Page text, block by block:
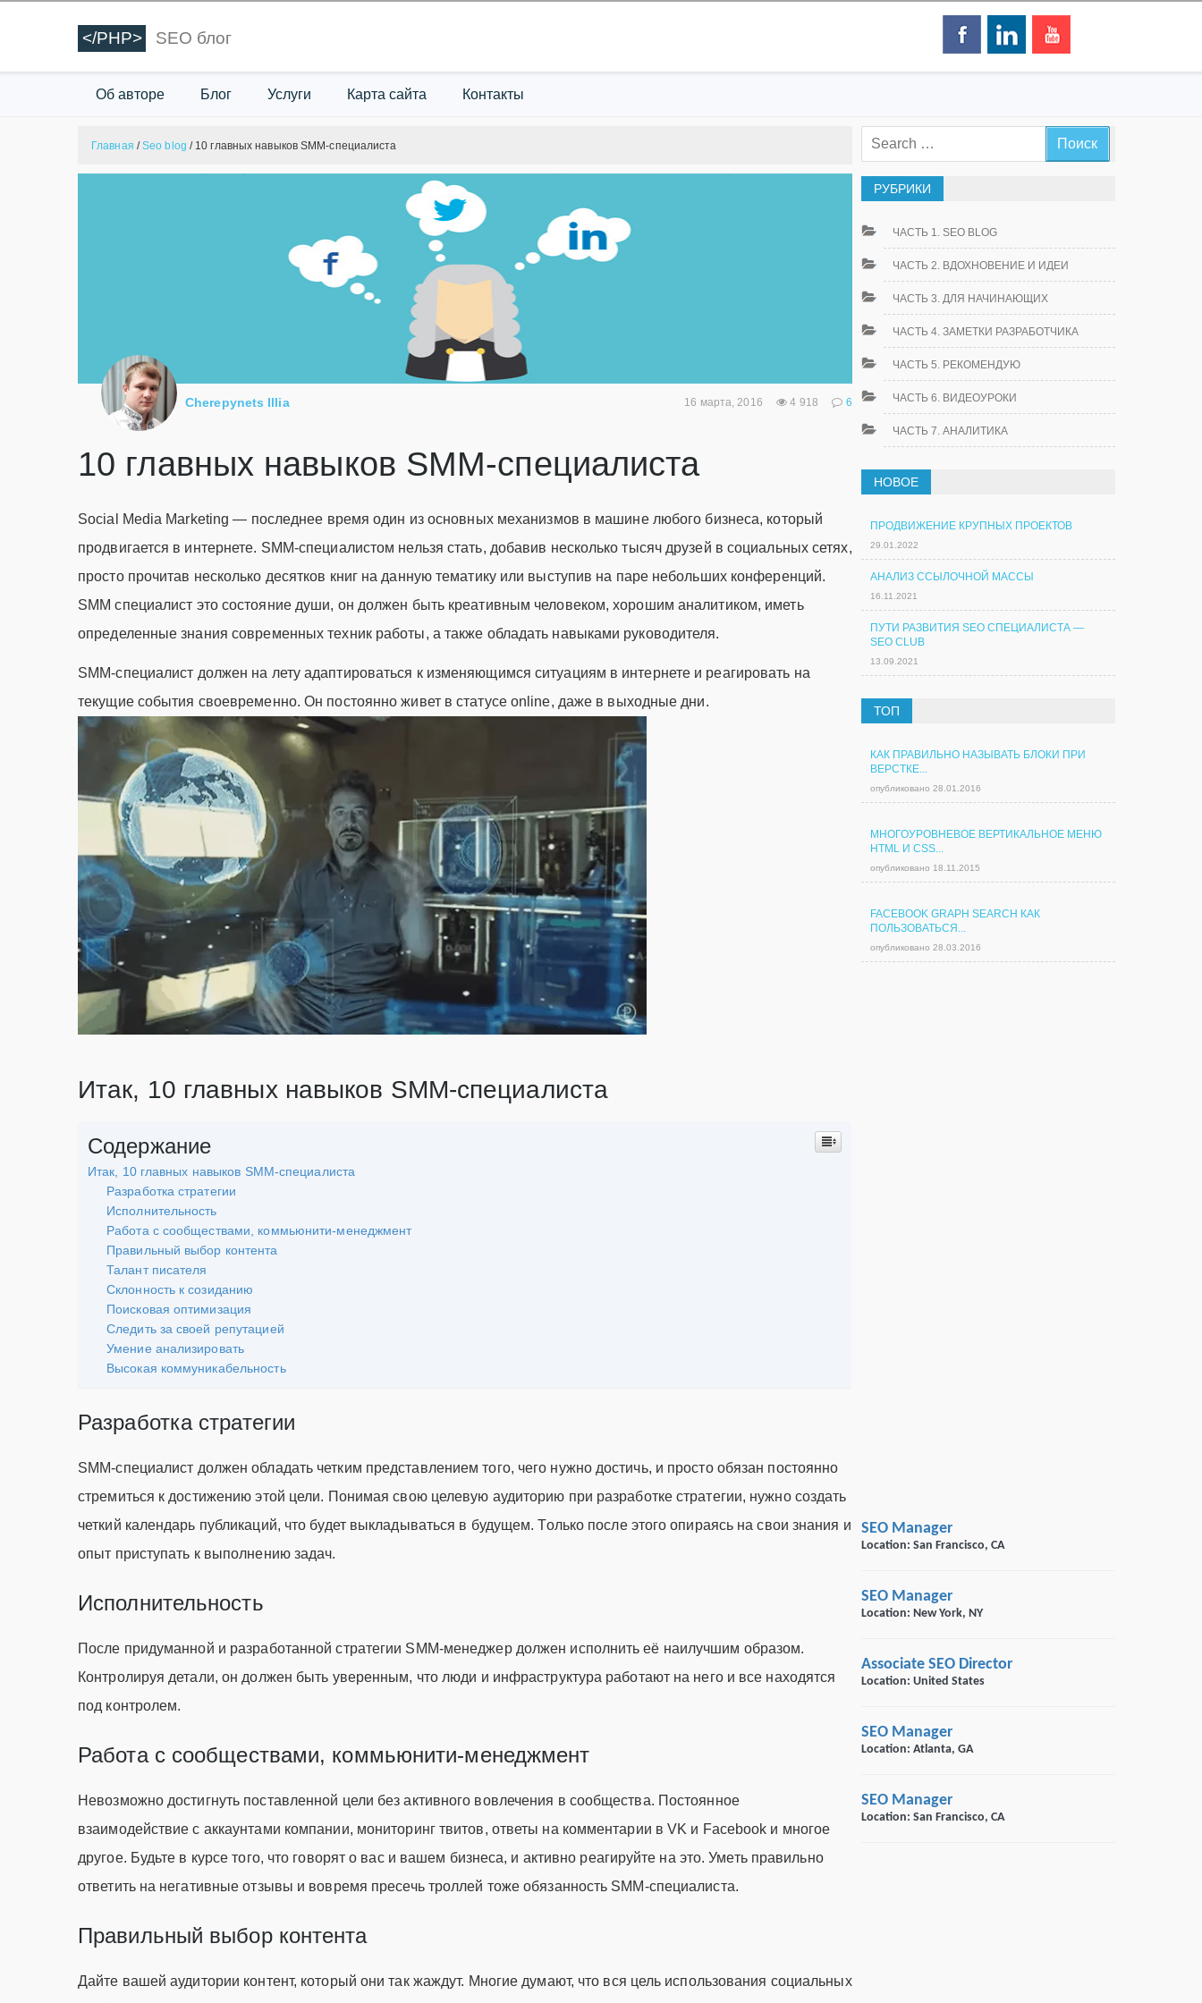
</PHP> SEO блог
Об авторе Блог Услуги Карта сайта Контакты
Главная / Seo blog /10 главных навыков SMM-специалиста
Cherepynets Illia 16 марта, 2016 4 918 6
10 главных навыков SMM-специалиста
Social Media Marketing — последнее время один из основных механизмов в машине любого бизнеса, который
продвигается в интернете. SMM-специалистом нельзя стать, добавив несколько тысяч друзей в социальных сетях,
просто прочитав несколько десятков книг на данную тематику или выступив на паре небольших конференций.
SMM специалист это состояние души, он должен быть креативным человеком, хорошим аналитиком, иметь
определенные знания современных техник работы, а также обладать навыками руководителя.
SMM-специалист должен на лету адаптироваться к изменяющимся ситуациям в интернете и реагировать на
текущие события своевременно. Он постоянно живет в статусе online, даже в выходные дни.
Итак, 10 главных навыков SMM-специалиста
Содержание
Итак, 10 главных навыков SMM-специалиста
Разработка стратегии
Исполнительность
Работа с сообществами, коммьюнити-менеджмент
Правильный выбор контента
Талант писателя
Склонность к созиданию
Поисковая оптимизация
Следить за своей репутацией
Умение анализировать
Высокая коммуникабельность
Разработка стратегии
SMM-специалист должен обладать четким представлением того, чего нужно достичь, и просто обязан постоянно
стремиться к достижению этой цели. Понимая свою целевую аудиторию при разработке стратегии, нужно создать
четкий календарь публикаций, что будет выкладываться в будущем. Только после этого опираясь на свои знания и
опыт приступать к выполнению задач.
Исполнительность
После придуманной и разработанной стратегии SMM-менеджер должен исполнить её наилучшим образом.
Контролируя детали, он должен быть уверенным, что люди и инфраструктура работают на него и все находятся
под контролем.
Работа с сообществами, коммьюнити-менеджмент
Невозможно достигнуть поставленной цели без активного вовлечения в сообщества. Постоянное
взаимодействие с аккаунтами компании, мониторинг твитов, ответы на комментарии в VK и Facebook и многое
другое. Будьте в курсе того, что говорят о вас и вашем бизнеса, и активно реагируйте на это. Уметь правильно
ответить на негативные отзывы и вовремя пресечь троллей тоже обязанность SMM-специалиста.
Правильный выбор контента
Дайте вашей аудитории контент, который они так жаждут. Многие думают, что вся цель использования социальных
РУБРИКИ
ЧАСТЬ 1. SEO BLOG
ЧАСТЬ 2. ВДОХНОВЕНИЕ И ИДЕИ
ЧАСТЬ 3. ДЛЯ НАЧИНАЮЩИХ
ЧАСТЬ 4. ЗАМЕТКИ РАЗРАБОТЧИКА
ЧАСТЬ 5. РЕКОМЕНДУЮ
ЧАСТЬ 6. ВИДЕОУРОКИ
ЧАСТЬ 7. АНАЛИТИКА
НОВОЕ
ПРОДВИЖЕНИЕ КРУПНЫХ ПРОЕКТОВ
29.01.2022
АНАЛИЗ ССЫЛОЧНОЙ МАССЫ
16.11.2021
ПУТИ РАЗВИТИЯ SEO СПЕЦИАЛИСТА —
SEO CLUB
13.09.2021
ТОП
КАК ПРАВИЛЬНО НАЗЫВАТЬ БЛОКИ ПРИ
ВЕРСТКЕ...
опубликовано 28.01.2016
МНОГОУРОВНЕВОЕ ВЕРТИКАЛЬНОЕ МЕНЮ
HTML И CSS...
опубликовано 18.11.2015
FACEBOOK GRAPH SEARCH КАК
ПОЛЬЗОВАТЬСЯ...
опубликовано 28.03.2016
SEO Manager
Location: San Francisco, CA
SEO Manager
Location: New York, NY
Associate SEO Director
Location: United States
SEO Manager
Location: Atlanta, GA
SEO Manager
Location: San Francisco, CA